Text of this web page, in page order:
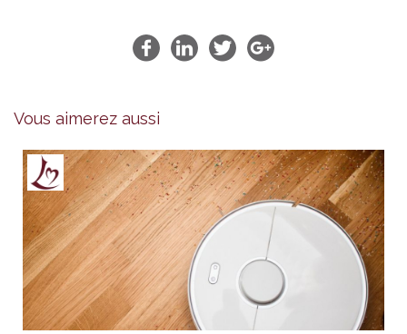
Vous aimerez aussi